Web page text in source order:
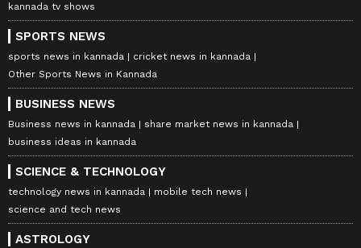
kannada tv shows
SPORTS NEWS
sports news in kannada
cricket news in kannada
Other Sports News in Kannada
BUSINESS NEWS
Business news in kannada
share market news in kannada
business ideas in kannada
SCIENCE & TECHNOLOGY
technology news in kannada
mobile tech news
science and tech news
ASTROLOGY